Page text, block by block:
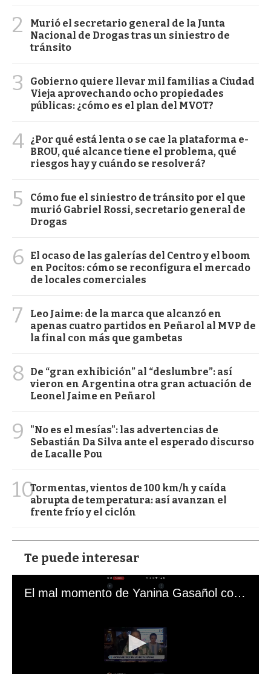
2
Murió el secretario general de la Junta
Nacional de Drogas tras un siniestro de
tránsito
3
Gobierno quiere llevar mil familias a Ciudad
Vieja aprovechando ocho propiedades
públicas: ¿cómo es el plan del MVOT?
4 ¿Por qué está lenta o se cae la plataforma e-
BROU, qué alcance tiene el problema, qué
riesgos hay y cuándo se resolverá?
5
Cómo fue el siniestro de tránsito por el que
murió Gabriel Rossi, secretario general de
Drogas
6
El ocaso de las galerías del Centro y el boom
en Pocitos: cómo se reconfigura el mercado
de locales comerciales
7
Leo Jaime: de la marca que alcanzó en
apenas cuatro partidos en Peñarol al MVP de
la final con más que gambetas
8
De “gran exhibición” al “deslumbre”: así
vieron en Argentina otra gran actuación de
Leonel Jaime en Peñarol
9
"No es el mesías": las advertencias de
Sebastián Da Silva ante el esperado discurso
de Lacalle Pou
10Tormentas, vientos de 100 km/h y caída
abrupta de temperatura: así avanzan el
frente frío y el ciclón
Te puede interesar
El mal momento de Yanina Gasañol con un hincha argentino en "Subrayado"